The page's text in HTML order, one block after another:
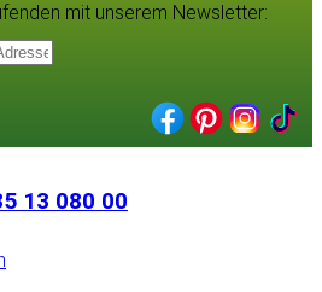
mit unserem Newsletter:
13 080 00